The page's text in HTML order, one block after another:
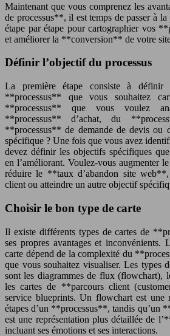
Maintenant que vous comprenez les
de processus**, il est temps de passer à
étape par étape pour cartographier vos
et améliorer la **conversion** de votre
Définir l’objectif du processus
La première étape consiste à définir
**processus** que vous souhaitez
**processus** que vous voulez
**processus** d’achat, du
**processus** de demande de devis ou
spécifique ? Une fois que vous avez
devez définir les objectifs spécifiques
en l’améliorant. Voulez-vous augmenter
réduire le **taux d’abandon site
client ou atteindre un autre objectif
Choisir le bon type de carte
Il existe différents types de cartes de
ses propres avantages et
carte dépend de la complexité du
que vous souhaitez visualiser. Les types
sont les diagrammes de flux (flowchart),
les cartes de **parcours client
service blueprints. Un flowchart est une
étapes d’un **processus**, tandis qu’un
est une représentation plus détaillée de
incluant ses émotions et ses interactions.